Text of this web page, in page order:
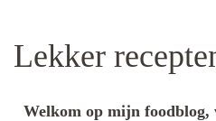
Lekker
Welkom op mijn foodblog,